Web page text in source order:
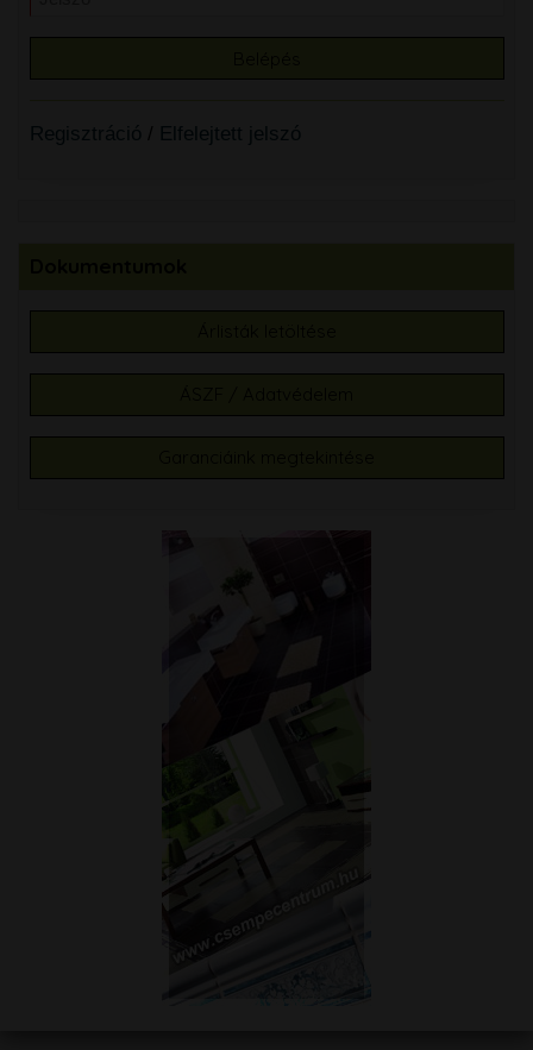
Regisztráció / Elfelejtett jelszó